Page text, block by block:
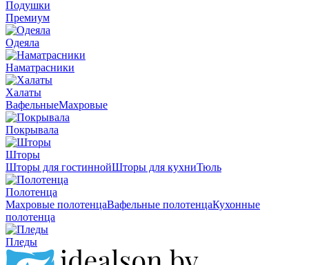
Подушки
Премиум
Одеяла
Наматрасники
Халаты
ВафельныеМахровые
Покрывала
Шторы
Шторы для гостиннойШторы для кухниТюль
Полотенца
Махровые полотенцаВафельные полотенцаКухонные
полотенца
Пледы